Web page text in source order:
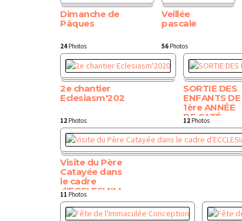
Dimanche de
Pâques
24 Photos
Veillée
pascale
56 Photos
2e chantier
Eclesiasm'2020
12 Photos
SORTIE DES
ENFANTS DE
1ère ANNÉE
DE CATÉ
12 Photos
Visite du Père
Catayée dans
le cadre
d'ECCLESIA'M
2020
11 Photos